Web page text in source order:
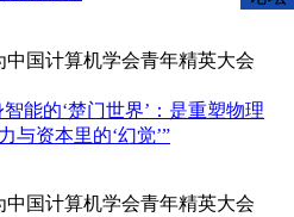
中国计算机学会青年精英大会
能的‘楚门世界’：是重塑物理
与资本里的‘幻觉’”
中国计算机学会青年精英大会